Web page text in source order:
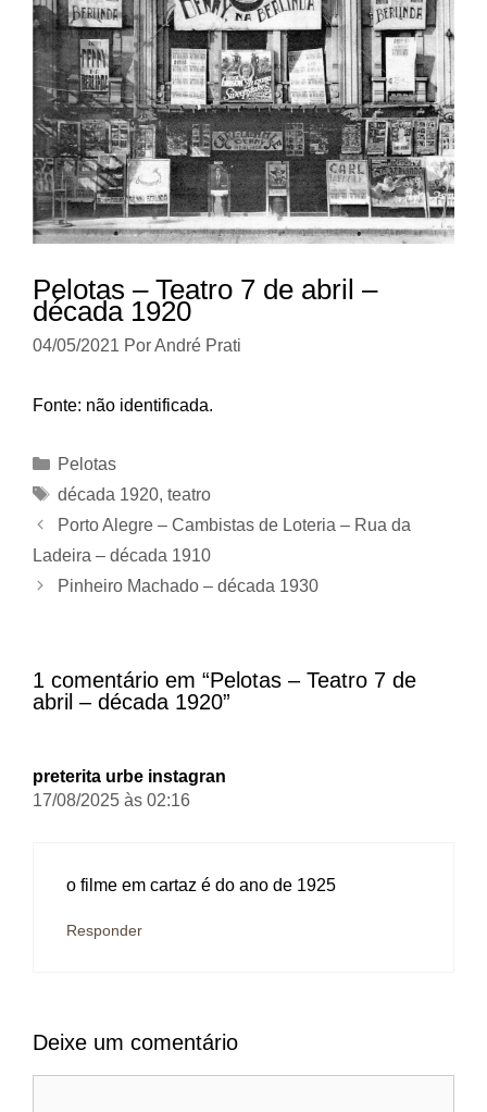
Pelotas – Teatro 7 de abril –
década 1920
04/05/2021 PorAndré Prati
Fonte: não identificada.
Categorias
Pelotas
Tags
década 1920, teatro
Porto Alegre – Cambistas de Loteria – Rua da
Ladeira – década 1910
Pinheiro Machado – década 1930
1 comentário em “Pelotas – Teatro 7 de
abril – década 1920”
preterita urbe instagran
17/08/2025 às 02:16
o filme em cartaz é do ano de 1925
Responder
Deixe um comentário